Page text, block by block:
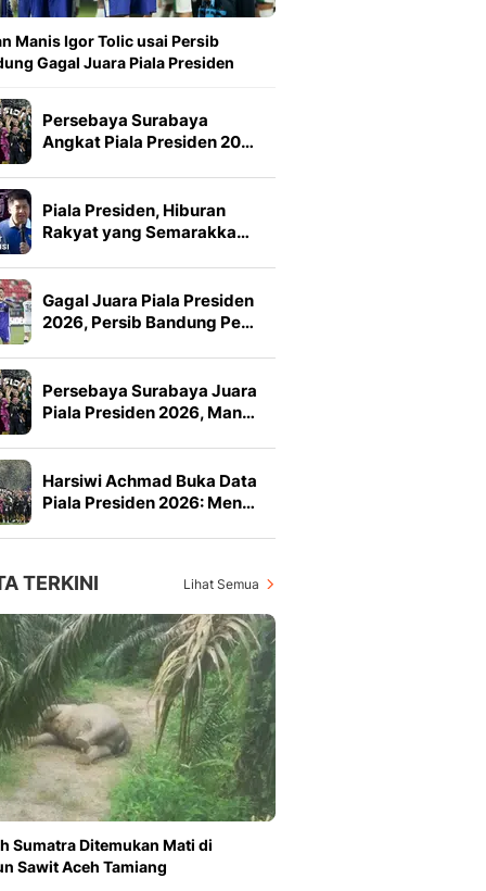
Manis Igor Tolic usai Persib
Gagal Juara Piala Presiden
Persebaya Surabaya
Angkat Piala Presiden 20…
Piala Presiden, Hiburan
Rakyat yang Semarakka…
Gagal Juara Piala Presiden
2026, Persib Bandung Pe…
Persebaya Surabaya Juara
Piala Presiden 2026, Man…
Harsiwi Achmad Buka Data
Piala Presiden 2026: Men…
TERKINI Lihat Semua
Sumatra Ditemukan Mati di
Sawit Aceh Tamiang